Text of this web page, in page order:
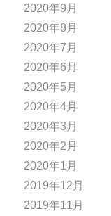
2020年9月
2020年8月
2020年7月
2020年6月
2020年5月
2020年4月
2020年3月
2020年2月
2020年1月
2019年12月
2019年11月